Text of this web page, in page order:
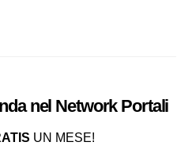
nel NetworkPortali
UN MESE!